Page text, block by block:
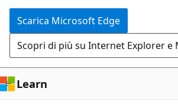
Scarica Microsoft Edge
Scopri di più su Internet Explorer e
Learn